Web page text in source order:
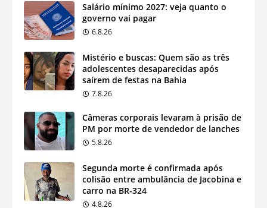
Salário mínimo 2027: veja quanto o
governo vai pagar
6.8.26
Mistério e buscas: Quem são as três
adolescentes desaparecidas após
saírem de festas na Bahia
7.8.26
Câmeras corporais levaram à prisão de
PM por morte de vendedor de lanches
5.8.26
Segunda morte é confirmada após
colisão entre ambulância de Jacobina e
carro na BR-324
4.8.26